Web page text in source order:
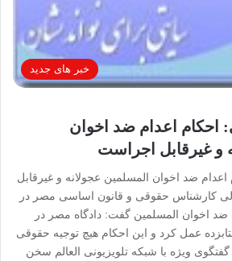
خبر های جدید
احکام اعدام ضد اخوان
و غیرقابل اجراست
اعدام ضد اخوان المسلمین عجولانه و غیرقابل
کارشناس حقوقی و قانون اساسی مصر در
ضد اخوان المسلمین گفت: دادگاه مصر در
عمل کرد و این احکام هیچ توجیه حقوقی
ویژه با شبکه تلویزیونی العالم سخن